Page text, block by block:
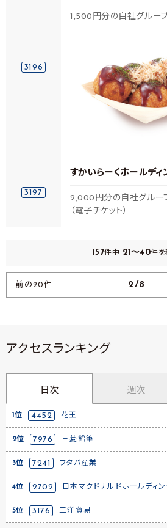
3196
1,500円分の自社グルー
3197
すかいらーくホールディ
2,000円分の自社グルー
（電子チケット）
157件中 21～40件を
前の20件 2/8
アクセスランキング
日次 週次
1位 4452 花王
2位 7976 三菱鉛筆
3位 7241 フタバ産業
4位 2702 日本マクドナルドホールディン
5位 3176 三洋貿易